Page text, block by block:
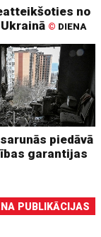
no
© DIENA
piedāvā
garantijas
PUBLIKĀCIJAS